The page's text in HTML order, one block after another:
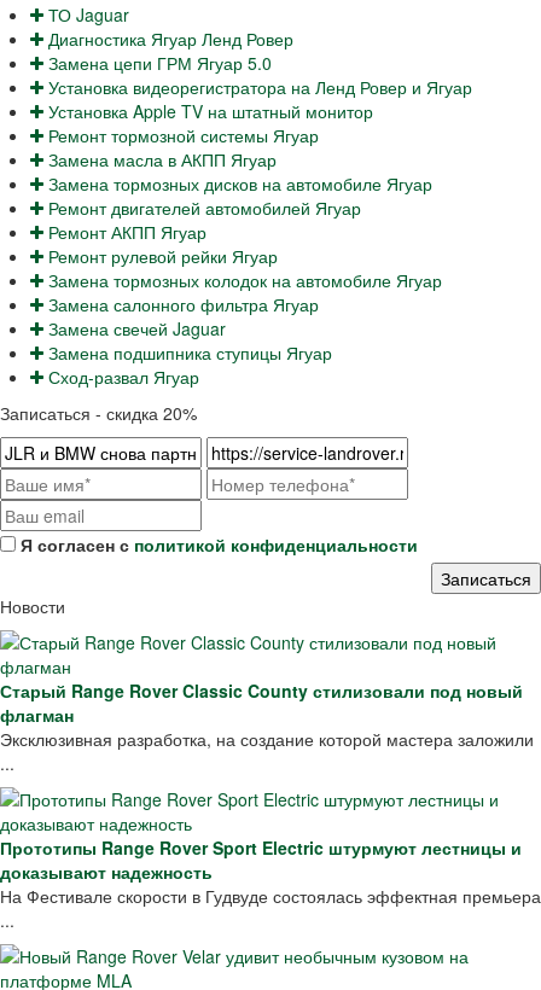
ТО Jaguar
Диагностика Ягуар Ленд Ровер
Замена цепи ГРМ Ягуар 5.0
Установка видеорегистратора на Ленд Ровер и Ягуар
Установка Apple TV на штатный монитор
Ремонт тормозной системы Ягуар
Замена масла в АКПП Ягуар
Замена тормозных дисков на автомобиле Ягуар
Ремонт двигателей автомобилей Ягуар
Ремонт АКПП Ягуар
Ремонт рулевой рейки Ягуар
Замена тормозных колодок на автомобиле Ягуар
Замена салонного фильтра Ягуар
Замена свечей Jaguar
Замена подшипника ступицы Ягуар
Сход-развал Ягуар
Записаться - скидка 20%
Я согласен с политикой конфиденциальности
Новости
Старый Range Rover Classic County стилизовали под новый
флагман
Эксклюзивная разработка, на создание которой мастера заложили
...
Прототипы Range Rover Sport Electric штурмуют лестницы и
доказывают надежность
На Фестивале скорости в Гудвуде состоялась эффектная премьера
...